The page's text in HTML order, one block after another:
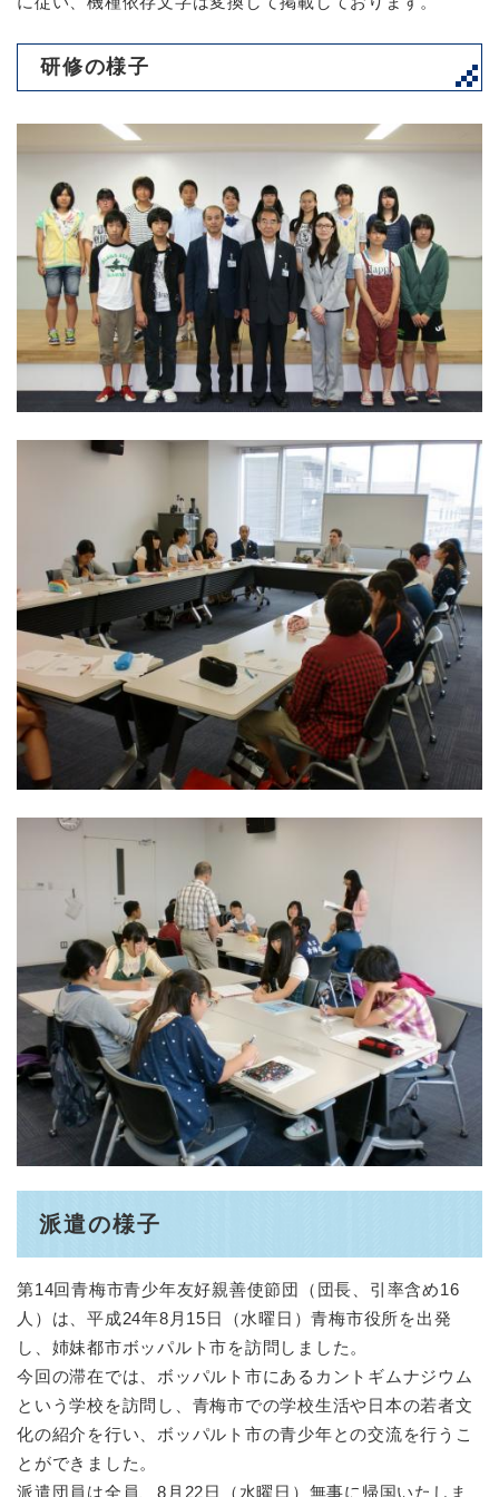
研修の様子
派遣の様子
第14回青梅市青少年友好親善使節団（団長、引率含め16
人）は、平成24年8月15日（水曜日）青梅市役所を出発
し、姉妹都市ボッパルト市を訪問しました。
今回の滞在では、ボッパルト市にあるカントギムナジウム
という学校を訪問し、青梅市での学校生活や日本の若者文
化の紹介を行い、ボッパルト市の青少年との交流を行うこ
とができました。
派遣団員は全員、8月22日（水曜日）無事に帰国いたしま